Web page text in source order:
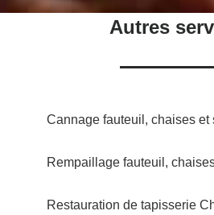
Autres
Cannage fauteuil, chaises et
Rempaillage fauteuil,
Restauration de tapisserie